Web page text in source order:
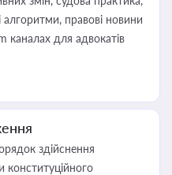
алгоритми, правові новини
каналах для адвокатів
здійснення
конституційного